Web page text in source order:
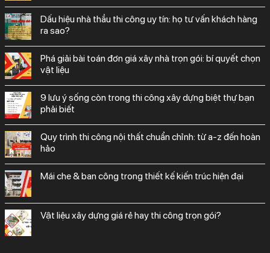
dấu hiệu nhà thầu thi công uy tín: họ tư vấn khách hàng
ra sao?
phá giải bài toán đơn giá xây nhà trọn gói: bí quyết chọn
vật liệu
9 lưu ý sống còn trong thi công xây dựng biệt thự bạn
phải biết
quy trình thi công nội thất chuẩn chỉnh: từ a-z đến hoàn
hảo
mái che & ban công trong thiết kế kiến trúc hiện đại
vật liệu xây dựng giá rẻ hay thi công trọn gói?